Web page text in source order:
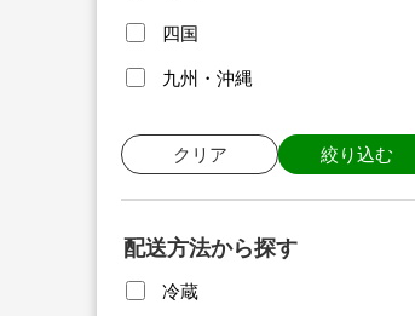
四国
九州・沖縄
クリア 絞り込む
配送方法から探す
冷蔵